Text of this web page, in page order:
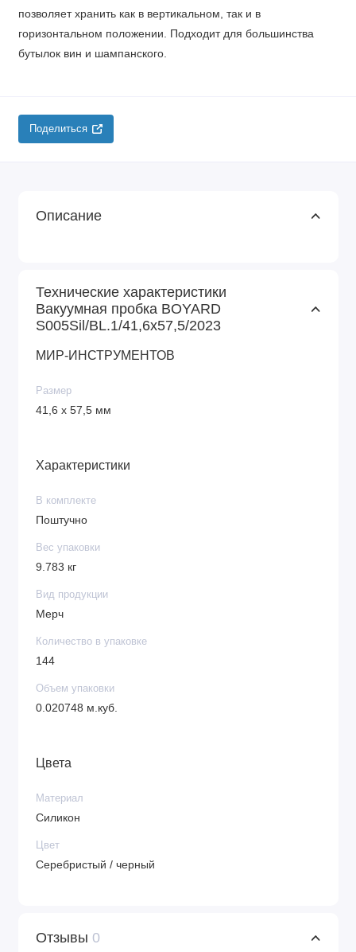
позволяет хранить как в вертикальном, так и в
горизонтальном положении. Подходит для большинства
бутылок вин и шампанского.
Поделиться
Описание
Технические характеристики
Вакуумная пробка BOYARD
S005Sil/BL.1/41,6х57,5/2023
МИР-ИНСТРУМЕНТОВ
Размер
41,6 х 57,5 мм
Характеристики
В комплекте
Поштучно
Вес упаковки
9.783 кг
Вид продукции
Мерч
Количество в упаковке
144
Объем упаковки
0.020748 м.куб.
Цвета
Материал
Силикон
Цвет
Серебристый / черный
Отзывы 0